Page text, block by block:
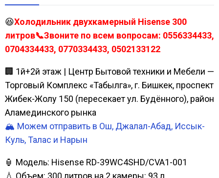
😆Холодильник двухкамерный Hisense 300
литров📞Звоните по всем вопросам: 0556334433,
0704334433, 0770334433, 0502133122
🏢 1й+2й этаж | Центр Бытовой техники и Мебели —
Торговый Комплекс «Табылга», г. Бишкек, проспект
Жибек-Жолу 150 (пересекает ул. Будённого), район
Аламединского рынка
🏔️ Можем отправить в Ош, Джалал-Абад, Иссык-
Куль, Талас и Нарын
🏮 Модель: Hisense RD-39WC4SHD/CVA1-001
💧 Объем: 300 литров на 2 камеры: 93 л.